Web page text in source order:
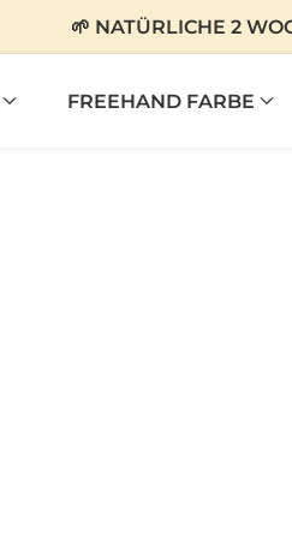
🌱 NATÜRLICHE 2
FREEHAND FARBE